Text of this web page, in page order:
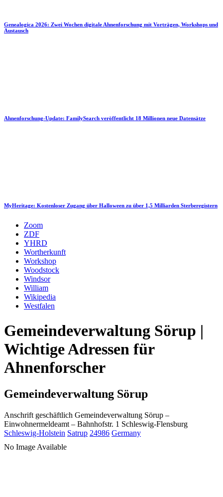
Genealogica 2026: Zwei Wochen digitale Ahnenforschung mit Vorträgen, Workshops und
Austausch
Ahnenforschung-Update: FamilySearch veröffentlicht 18 Millionen neue Datensätze
MyHeritage: Kostenloser Zugang über Halloween zu über 1,5 Milliarden Sterberegistern
Zoom
ZDF
YHRD
Wortherkunft
Workshop
Woodstock
Windsor
William
Wikipedia
Westfalen
Gemeindeverwaltung Sörup |
Wichtige Adressen für
Ahnenforscher
Gemeindeverwaltung Sörup
Anschrift geschäftlich Gemeindeverwaltung Sörup –
Einwohnermeldeamt – Bahnhofstr. 1 Schleswig-Flensburg
Schleswig-Holstein Satrup 24986 Germany
No Image Available